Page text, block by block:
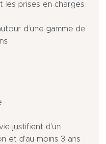
les prises en charges
d’une gamme de
:
justifient d’un
et d'au moins 3 ans